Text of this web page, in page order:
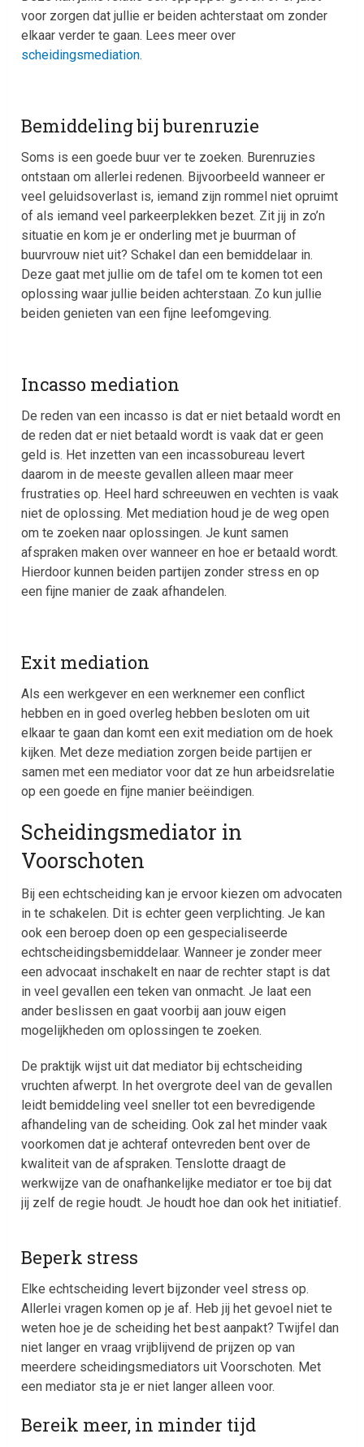
voor zorgen dat jullie er beiden achterstaat om zonder
elkaar verder te gaan. Lees meer over
scheidingsmediation.
Bemiddeling bij burenruzie
Soms is een goede buur ver te zoeken. Burenruzies
ontstaan om allerlei redenen. Bijvoorbeeld wanneer er
veel geluidsoverlast is, iemand zijn rommel niet opruimt
of als iemand veel parkeerplekken bezet. Zit jij in zo’n
situatie en kom je er onderling met je buurman of
buurvrouw niet uit? Schakel dan een bemiddelaar in.
Deze gaat met jullie om de tafel om te komen tot een
oplossing waar jullie beiden achterstaan. Zo kun jullie
beiden genieten van een fijne leefomgeving.
Incasso mediation
De reden van een incasso is dat er niet betaald wordt en
de reden dat er niet betaald wordt is vaak dat er geen
geld is. Het inzetten van een incassobureau levert
daarom in de meeste gevallen alleen maar meer
frustraties op. Heel hard schreeuwen en vechten is vaak
niet de oplossing. Met mediation houd je de weg open
om te zoeken naar oplossingen. Je kunt samen
afspraken maken over wanneer en hoe er betaald wordt.
Hierdoor kunnen beiden partijen zonder stress en op
een fijne manier de zaak afhandelen.
Exit mediation
Als een werkgever en een werknemer een conflict
hebben en in goed overleg hebben besloten om uit
elkaar te gaan dan komt een exit mediation om de hoek
kijken. Met deze mediation zorgen beide partijen er
samen met een mediator voor dat ze hun arbeidsrelatie
op een goede en fijne manier beëindigen.
Scheidingsmediator in
Voorschoten
Bij een echtscheiding kan je ervoor kiezen om advocaten
in te schakelen. Dit is echter geen verplichting. Je kan
ook een beroep doen op een gespecialiseerde
echtscheidingsbemiddelaar. Wanneer je zonder meer
een advocaat inschakelt en naar de rechter stapt is dat
in veel gevallen een teken van onmacht. Je laat een
ander beslissen en gaat voorbij aan jouw eigen
mogelijkheden om oplossingen te zoeken.
De praktijk wijst uit dat mediator bij echtscheiding
vruchten afwerpt. In het overgrote deel van de gevallen
leidt bemiddeling veel sneller tot een bevredigende
afhandeling van de scheiding. Ook zal het minder vaak
voorkomen dat je achteraf ontevreden bent over de
kwaliteit van de afspraken. Tenslotte draagt de
werkwijze van de onafhankelijke mediator er toe bij dat
jij zelf de regie houdt. Je houdt hoe dan ook het initiatief.
Beperk stress
Elke echtscheiding levert bijzonder veel stress op.
Allerlei vragen komen op je af. Heb jij het gevoel niet te
weten hoe je de scheiding het best aanpakt? Twijfel dan
niet langer en vraag vrijblijvend de prijzen op van
meerdere scheidingsmediators uit Voorschoten. Met
een mediator sta je er niet langer alleen voor.
Bereik meer, in minder tijd